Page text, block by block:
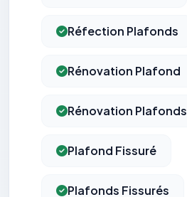
Réfection Plafonds
Rénovation Plafond
Rénovation Plafonds
Plafond Fissuré
Plafonds Fissurés